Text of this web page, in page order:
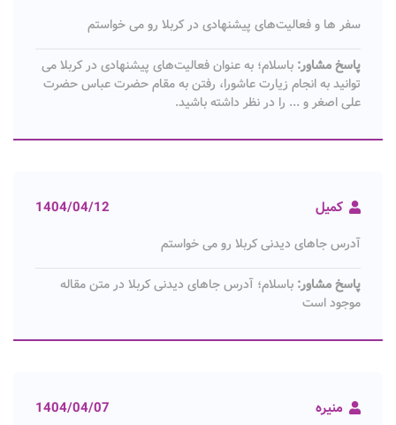
سفر ها و فعالیت‌های پیشنهادی در کربلا رو می خواستم
پاسخ مشاور: باسلام؛ به عنوان فعالیت‌های پیشنهادی در کربلا می
توانید به انجام زیارت عاشورا، رفتن به مقام حضرت عباس حضرت
علی اصغر و ... را در نظر داشته باشید.
کمیل 1404/04/12
آدرس جاهای دیدنی کربلا رو می خواستم
پاسخ مشاور: باسلام؛ آدرس جاهای دیدنی کربلا در متن مقاله
موجود است
منیره 1404/04/07